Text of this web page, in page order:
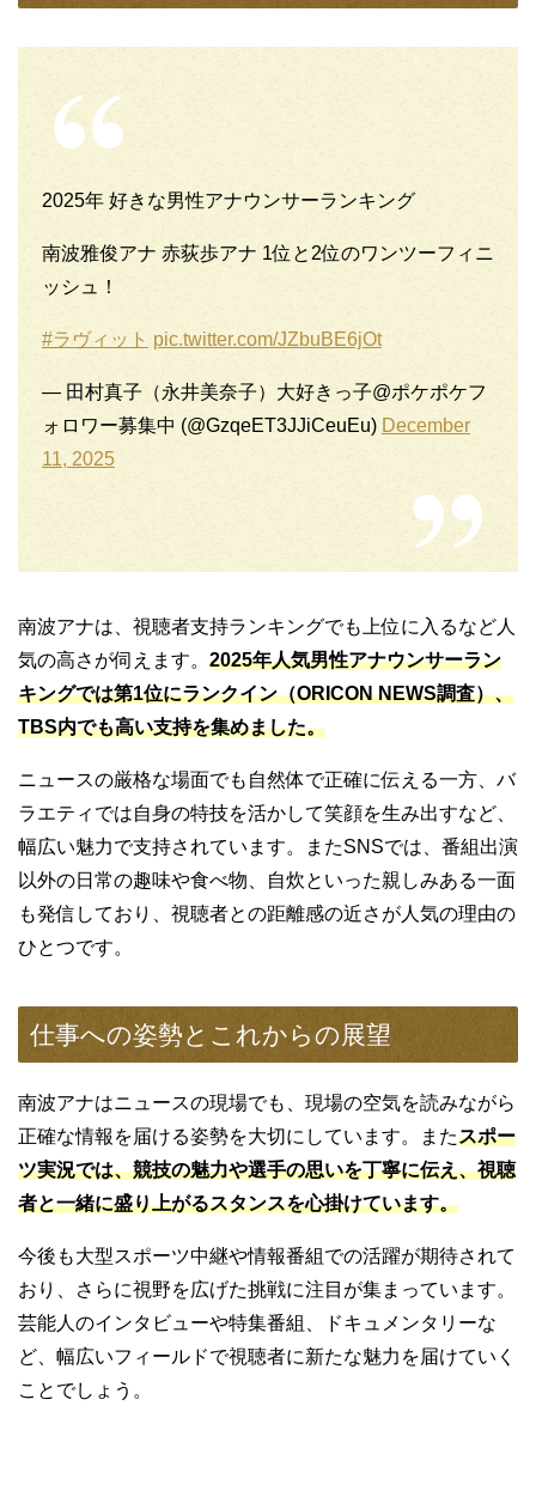
2025年 好きな男性アナウンサーランキング
南波雅俊アナ 赤荻歩アナ 1位と2位のワンツーフィニ
ッシュ！
#ラヴィット pic.twitter.com/JZbuBE6jOt
— 田村真子（永井美奈子）大好きっ子@ポケポケフ
ォロワー募集中 (@GzqeET3JJiCeuEu) December
11, 2025
南波アナは、視聴者支持ランキングでも上位に入るなど人
気の高さが伺えます。 2025年人気男性アナウンサーラン
キングでは第1位にランクイン（ORICON NEWS調査）、
TBS内でも高い支持を集めました。
ニュースの厳格な場面でも自然体で正確に伝える一方、バ
ラエティでは自身の特技を活かして笑顔を生み出すなど、
幅広い魅力で支持されています。またSNSでは、番組出演
以外の日常の趣味や食べ物、自炊といった親しみある一面
も発信しており、視聴者との距離感の近さが人気の理由の
ひとつです。
仕事への姿勢とこれからの展望
南波アナはニュースの現場でも、現場の空気を読みながら
正確な情報を届ける姿勢を大切にしています。またスポー
ツ実況では、競技の魅力や選手の思いを丁寧に伝え、視聴
者と一緒に盛り上がるスタンスを心掛けています。
今後も大型スポーツ中継や情報番組での活躍が期待されて
おり、さらに視野を広げた挑戦に注目が集まっています。
芸能人のインタビューや特集番組、ドキュメンタリーな
ど、幅広いフィールドで視聴者に新たな魅力を届けていく
ことでしょう。